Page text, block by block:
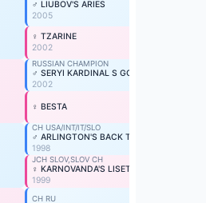
♂ LIUBOV'S ARIES
2005
♀ TZARINE
2002
RUSSIAN CHAMPION
♂ SERYI KARDINAL S GOLUBOY ZVEZDY
2002
♀ BESTA
CH USA/INT/IT/SLO
♂ ARLINGTON'S BACK TO YOU
1998
JCH SLOV,SLOV CH
♀ KARNOVANDA'S LISETTE
1999
CH RU